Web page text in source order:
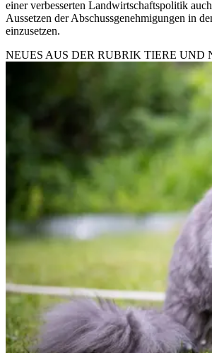
einer verbesserten Landwirtschaftspolitik
Aussetzen der Abschussgenehmigungen in
einzusetzen.
NEUES AUS DER RUBRIK TIERE UND